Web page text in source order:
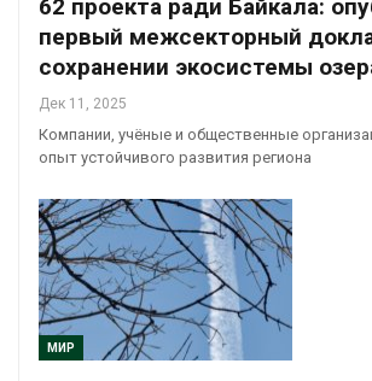
62 проекта ради Байкала:
первый межсекторный
сохранении экосистемы
Дек 11, 2025
Компании, учёные и общественные
опыт устойчивого развития региона
МИР